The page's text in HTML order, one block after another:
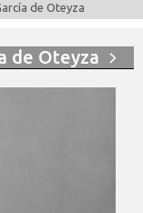
de Oteyza
de Oteyza